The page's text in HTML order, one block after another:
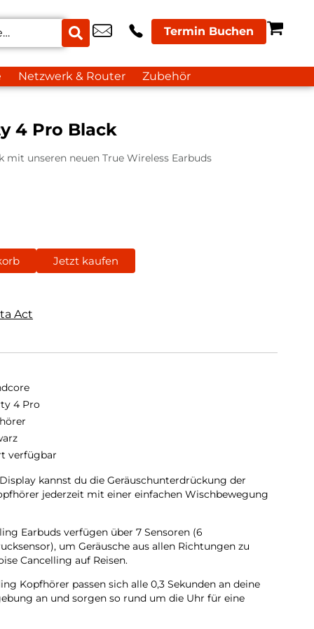
Termin Buchen
Netzwerk & Router Zubehör
4 Pro Black
mit unseren neuen True Wireless Earbuds
Jetzt kaufen
Act
4 Pro
verfügbar
kannst du die Geräuschunterdrückung der
jederzeit mit einer einfachen Wischbewegung
Earbuds verfügen über 7 Sensoren (6
um Geräusche aus allen Richtungen zu
Cancelling auf Reisen.
Kopfhörer passen sich alle 0,3 Sekunden an deine
an und sorgen so rund um die Uhr für eine